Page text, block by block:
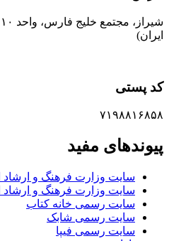
ایران)
کد پستی
۷۱۹۸۸۱۶۸۵۸
پیوندهای مفید
سایت وزارت فرهنگ و ارشاد
سایت وزارت فرهنگ و
سایت رسمی خانه کتاب
سایت رسمی شابک
سایت رسمی فیپا